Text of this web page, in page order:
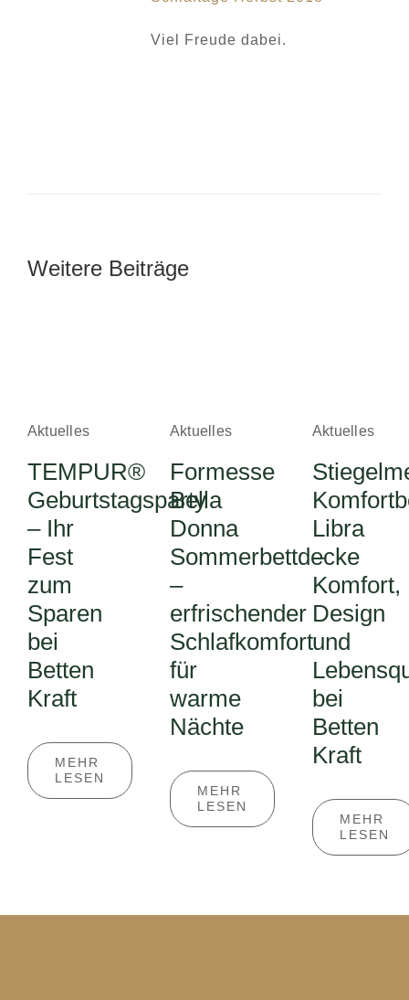
Viel Freude dabei.
Weitere Beiträge
Aktuelles
TEMPUR®
Geburtstagsparty
– Ihr
Fest
zum
Sparen
bei
Betten
Kraft
MEHR
LESEN
Aktuelles
Formesse
Bella
Donna
Sommerbettdecke
–
erfrischender
Schlafkomfort
für
warme
Nächte
MEHR
LESEN
Aktuelles
Libra
–
Komfort,
Design
und
bei
Betten
Kraft
MEHR
LESEN